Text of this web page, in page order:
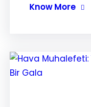
Know More